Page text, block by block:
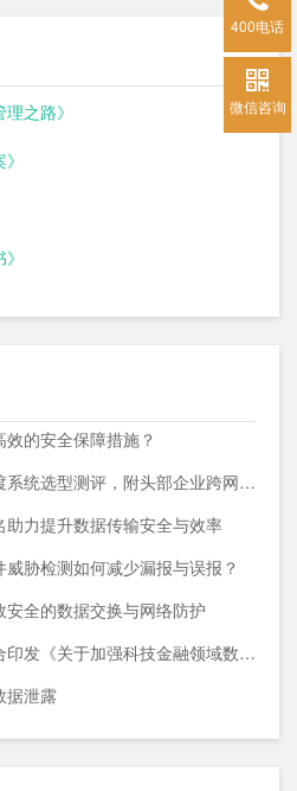
之路》
的安全保障措施？
新能源行业内外网文件摆渡系统选型测评，附头部企业跨网部署案例
力提升数据传输安全与效率
胁检测如何减少漏报与误报？
全的数据交换与网络防护
中国人民银行等九部门联合印发《关于加强科技金融领域数据开发利用的通知》
据泄露
400电话
微信咨询